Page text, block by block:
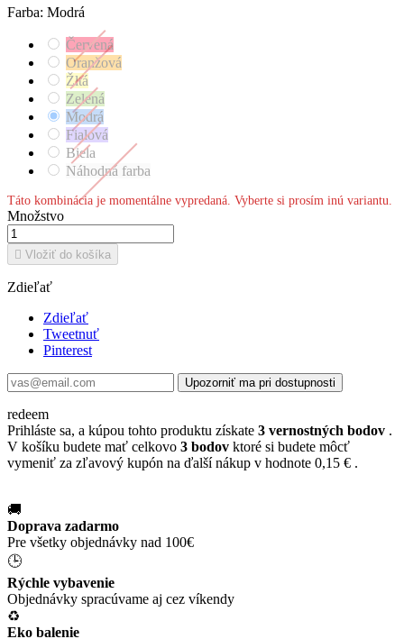
Farba: Modrá
Červená
Oranžová
Žltá
Zelená
Modrá
Fialová
Biela
Náhodná farba
Táto kombinácia je momentálne vypredaná. Vyberte si prosím inú variantu.
Množstvo
 Vložiť do košíka
Zdieľať
Zdieľať
Tweetnuť
Pinterest
Upozorniť ma pri dostupnosti
redeem
Prihláste sa, a kúpou tohto produktu získate 3 vernostných bodov .
V košíku budete mať celkovo 3 bodov ktoré si budete môcť
vymeniť za zľavový kupón na ďalší nákup v hodnote 0,15 € .
🚚
Doprava zadarmo
Pre všetky objednávky nad 100€
🕒
Rýchle vybavenie
Objednávky spracúvame aj cez víkendy
♻️
Eko balenie